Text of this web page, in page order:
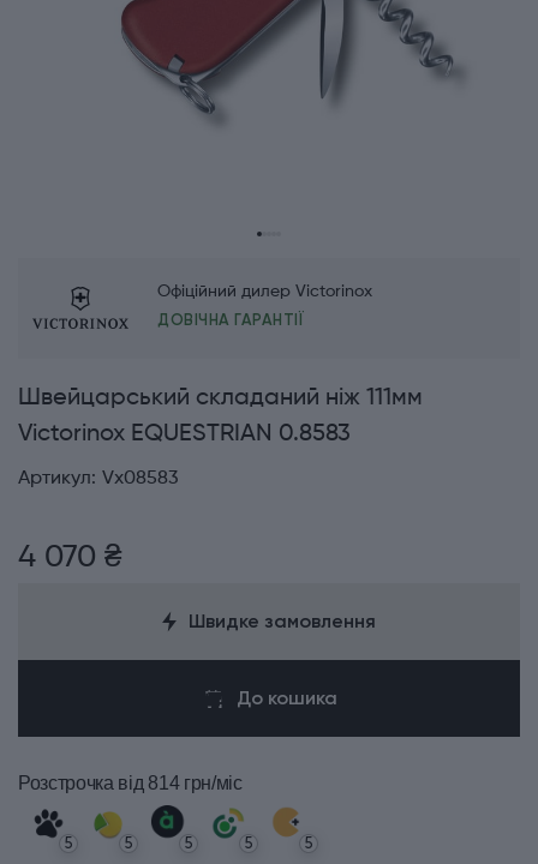
Офіційний дилер Victorinox
ДОВІЧНА ГАРАНТІЇ
Швейцарський складаний ніж 111мм
Victorinox EQUESTRIAN 0.8583
Артикул: Vx08583
4 070 ₴
Швидке замовлення
До кошика
Розстрочка від 814 грн/міс
5 5 5 5 5